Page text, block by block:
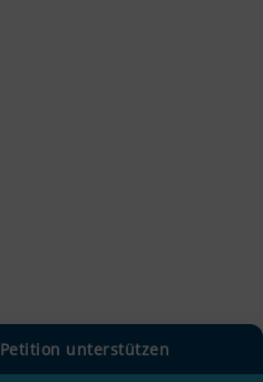
Petition unterstützen